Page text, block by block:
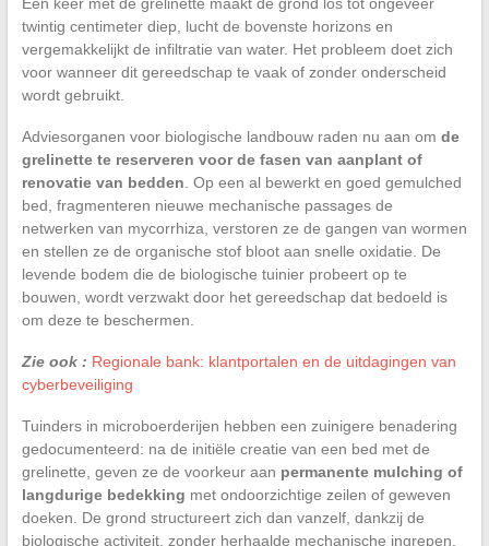
twintig centimeter diep, lucht de bovenste horizons en
vergemakkelijkt de infiltratie van water. Het probleem doet zich
voor wanneer dit gereedschap te vaak of zonder onderscheid
wordt gebruikt.
Adviesorganen voor biologische landbouw raden nu aan om de
grelinette te reserveren voor de fasen van aanplant of
renovatie van bedden . Op een al bewerkt en goed gemulched
bed, fragmenteren nieuwe mechanische passages de
netwerken van mycorrhiza, verstoren ze de gangen van wormen
en stellen ze de organische stof bloot aan snelle oxidatie. De
levende bodem die de biologische tuinier probeert op te
bouwen, wordt verzwakt door het gereedschap dat bedoeld is
om deze te beschermen.
Zie ook : Regionale bank: klantportalen en de uitdagingen van
cyberbeveiliging
Tuinders in microboerderijen hebben een zuinigere benadering
gedocumenteerd: na de initiële creatie van een bed met de
grelinette, geven ze de voorkeur aan permanente mulching of
langdurige bedekking met ondoorzichtige zeilen of geweven
doeken. De grond structureert zich dan vanzelf, dankzij de
biologische activiteit, zonder herhaalde mechanische ingrepen.